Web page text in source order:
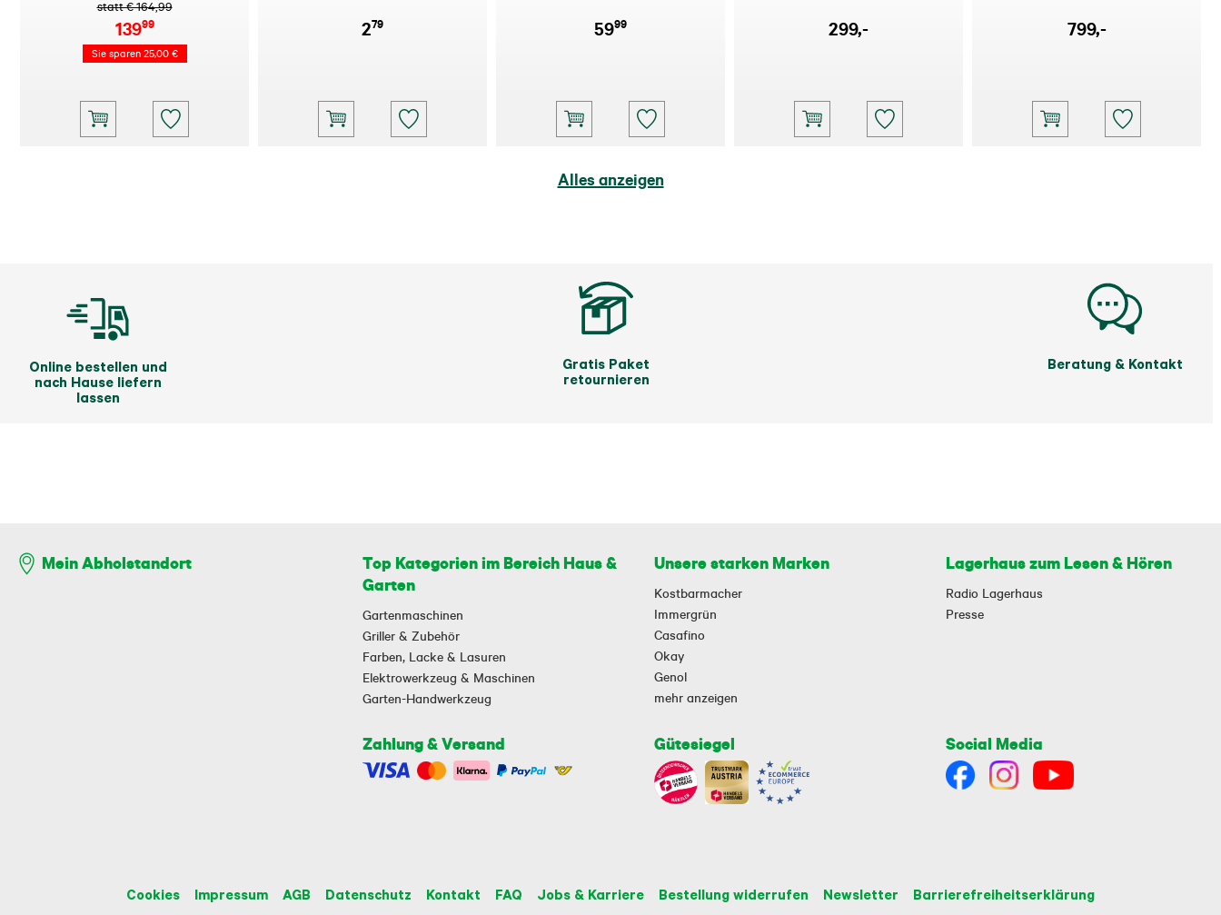
statt € 164,99
Sie sparen 25,00 €
13999 279 5999 299,- 799,-
Alles anzeigen
Online bestellen und
nach Hause liefern
lassen
Gratis Paket
retournieren
Beratung & Kontakt
Mein Abholstandort
Top Kategorien im Bereich Haus &
Garten
Gartenmaschinen
Griller & Zubehör
Farben, Lacke & Lasuren
Elektrowerkzeug & Maschinen
Garten-Handwerkzeug
Unsere starken Marken
Kostbarmacher
Immergrün
Casafino
Okay
Genol
mehr anzeigen
Lagerhaus zum Lesen & Hören
Radio Lagerhaus
Presse
Zahlung & Versand Gütesiegel Social Media
Cookies Impressum AGB Datenschutz Kontakt FAQ Jobs & Karriere Bestellung widerrufen Newsletter Barrierefreiheitserklärung